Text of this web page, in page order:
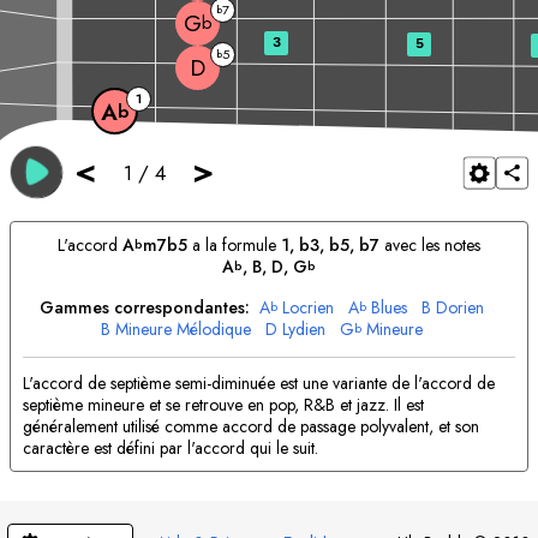
< 1 / 4 >
Ab 1
D b5
Gb
b7
3 5
L'accord Abm7b5 a la formule 1, b3, b5, b7 avec les notes
Ab, B, D, Gb
Gammes correspondantes: Ab Locrien Ab Blues B Dorien
B Mineure Mélodique D Lydien Gb Mineure
G Mineure Harmonique
L'accord de septième semi-diminuée est une variante de l'accord de
septième mineure et se retrouve en pop, R&B et jazz. Il est
généralement utilisé comme accord de passage polyvalent, et son
caractère est défini par l'accord qui le suit.